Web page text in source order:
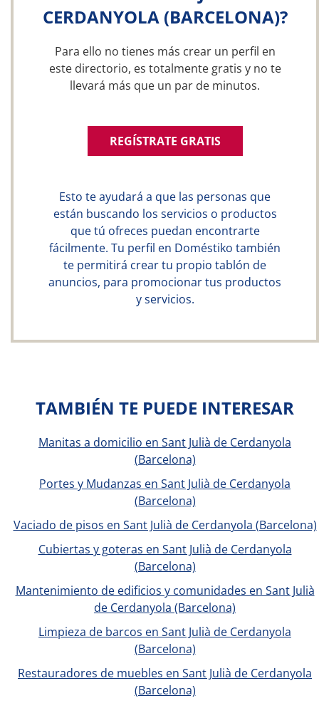
CERDANYOLA (BARCELONA)?
Para ello no tienes más crear un perfil en
este directorio, es totalmente gratis y no te
llevará más que un par de minutos.
REGÍSTRATE GRATIS
Esto te ayudará a que las personas que
están buscando los servicios o productos
que tú ofreces puedan encontrarte
fácilmente. Tu perfil en Doméstiko también
te permitirá crear tu propio tablón de
anuncios, para promocionar tus productos
y servicios.
TAMBIÉN TE PUEDE INTERESAR
Manitas a domicilio en Sant Julià de Cerdanyola
(Barcelona)
Portes y Mudanzas en Sant Julià de Cerdanyola
(Barcelona)
Vaciado de pisos en Sant Julià de Cerdanyola (Barcelona)
Cubiertas y goteras en Sant Julià de Cerdanyola
(Barcelona)
Mantenimiento de edificios y comunidades en Sant Julià
de Cerdanyola (Barcelona)
Limpieza de barcos en Sant Julià de Cerdanyola
(Barcelona)
Restauradores de muebles en Sant Julià de Cerdanyola
(Barcelona)